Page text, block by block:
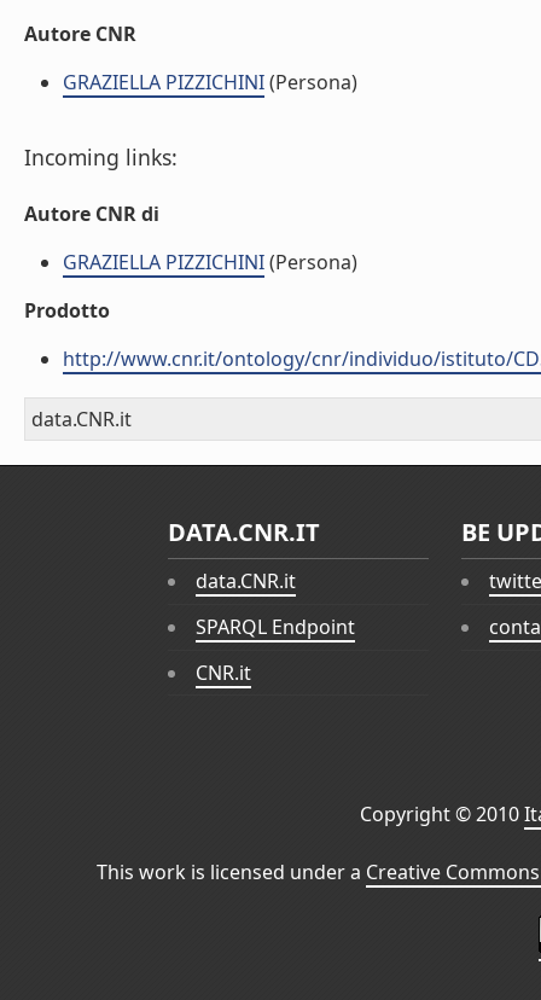
Autore CNR
GRAZIELLA PIZZICHINI(Persona)
Incoming links:
Autore CNR di
GRAZIELLA PIZZICHINI(Persona)
Prodotto
http://www.cnr.it/ontology/cnr/individuo/istituto/
data.CNR.it
DATA.CNR.IT
data.CNR.it
SPARQL Endpoint
CNR.it
BE
Copyright © 2010
This work is licensed under a Creative